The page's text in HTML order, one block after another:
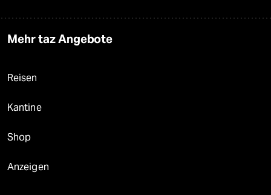
Mehr taz Angebote
Reisen
Kantine
Shop
Anzeigen